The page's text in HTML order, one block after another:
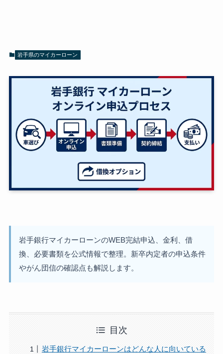
岩手県のマイカーローン
岩手銀行マイカーローンのWEB完結申込、金利、借
換、必要書類を公式情報で整理。新卒内定者の申込条件
やがん団信の確認点も解説します。
目次
岩手銀行マイカーローンはどんな人に向いている